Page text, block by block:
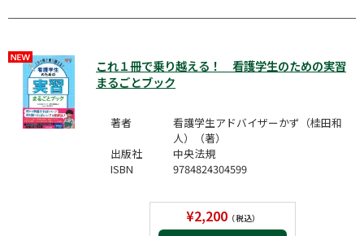
これ１冊で乗り越える！ 看護学生のための実習
まるごとブック
著者
看護学生アドバイザーかず（桂田和
人）（著）
出版社
中央法規
ISBN
9784824304599
¥2,200（税込）